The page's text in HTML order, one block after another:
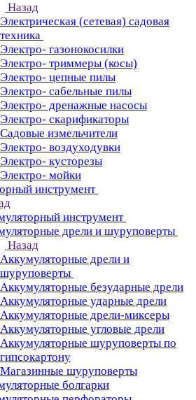
Назад
Электрическая (сетевая) садовая
техника
Электро- газонокосилки
Электро- триммеры (косы)
Электро- цепные пилы
Электро- сабельные пилы
Электро- дренажные насосы
Электро- скарификаторы
Садовые измельчители
Электро- воздуходувки
Электро- кусторезы
Электро- мойки
инструмент
инструмент
дрели и шуруповерты
Назад
Аккумуляторные дрели и
шуруповерты
Аккумуляторные безударные дрели
Аккумуляторные ударные дрели
Аккумуляторные дрели-миксеры
Аккумуляторные угловые дрели
Аккумуляторные шуруповерты по
гипсокартону
Магазинные шуруповерты
болгарки